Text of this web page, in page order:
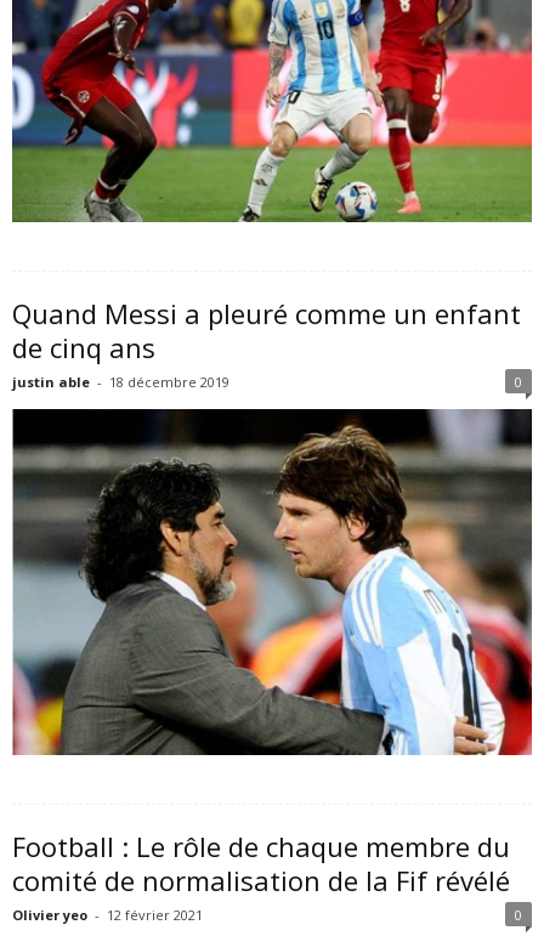
Quand Messi a pleuré comme un enfant
de cinq ans
justin able - 18 décembre 2019 0
Football : Le rôle de chaque membre du
comité de normalisation de la Fif révélé
Olivier yeo - 12 février 2021 0